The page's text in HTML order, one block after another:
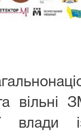
вільні
влади